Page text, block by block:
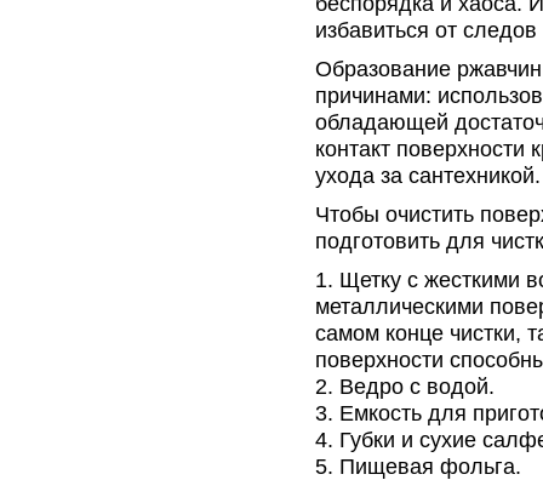
избавиться от
Образование
причинами:
обладающей
контакт поверхности
ухода за сантехникой.
Чтобы очистить
подготовить для
Щетку с жесткими
металлическими
самом конце чистки,
поверхности
Ведро с водой.
Емкость для
Губки и сухие
Пищевая фольга.